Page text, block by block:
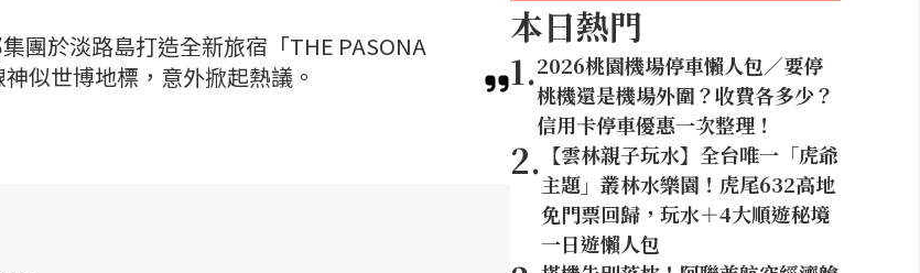
團於淡路島打造全新旅宿「THE PASONA
似世博地標，意外掀起熱議。
本日熱門
1.2026桃園機場停車懶人包／要停
桃機還是機場外圍？收費各多少？
信用卡停車優惠一次整理！
2. 【雲林親子玩水】全台唯一「虎爺
主題」叢林水樂園！虎尾632高地
免門票回歸，玩水＋4大順遊秘境
一日遊懶人包